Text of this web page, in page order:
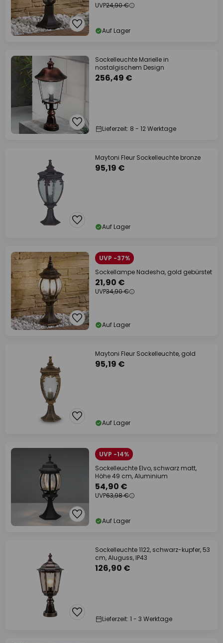
UVP24,90 €
Auf Lager
Sockelleuchte Marielle in
nostalgischem Design
256,49 €
Lieferzeit: 8 - 12 Werktage
Maytoni Fleur Sockelleuchte bronze
95,19 €
Auf Lager
UVP -37%
Sockellampe Nadesha, gold gebürstet
21,90 €
UVP34,90 €
Auf Lager
Maytoni Fleur Sockelleuchte, gold
95,19 €
Auf Lager
UVP -14%
Sockelleuchte Elvo, schwarz matt,
Höhe 49 cm, Aluminium
54,90 €
UVP63,98 €
Auf Lager
Sockelleuchte 1122, schwarz-kupfer, 53
cm, Aluguss, IP43
126,90 €
Lieferzeit: 1 - 3 Werktage